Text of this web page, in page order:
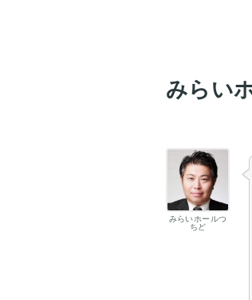
みらい
みらいホールつ
ちど